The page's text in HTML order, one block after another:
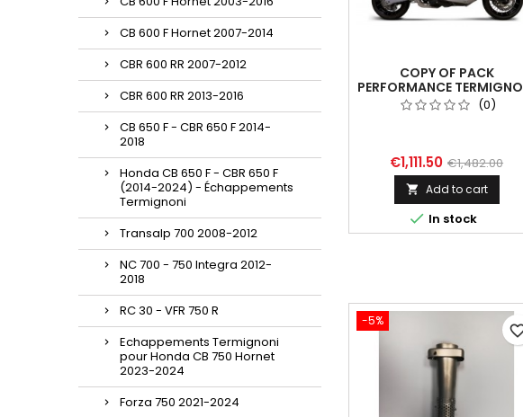
CB 600 F Hornet 2007-2014
CBR 600 RR 2007-2012
CBR 600 RR 2013-2016
CB 650 F - CBR 650 F 2014-
2018
Honda CB 650 F - CBR 650 F
(2014-2024) - Échappements
Termignoni
Transalp 700 2008-2012
NC 700 - 750 Integra 2012-
2018
RC 30 - VFR 750 R
Echappements Termignoni
pour Honda CB 750 Hornet
2023-2024
Forza 750 2021-2024
COPY OF PACK
PERFORMANCE
POUR HONDA X-ADV
2025 (EURO4 & EURO5)
(0)
€1,111.50 €1,482.00
 Add to cart
 In stock
-5%